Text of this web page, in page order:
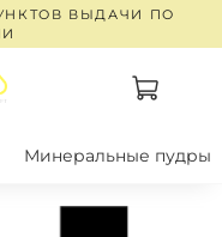
ВЫДАЧИ ПО
Минеральные пудры